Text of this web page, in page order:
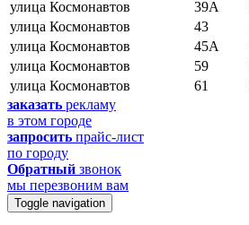
улица Космонавтов
39А
улица Космонавтов
43
улица Космонавтов
45А
улица Космонавтов
59
улица Космонавтов
61
заказать рекламу
в этом городе
запросить прайс-лист
по городу
Обратный звонок
мы перезвоним вам
Toggle navigation